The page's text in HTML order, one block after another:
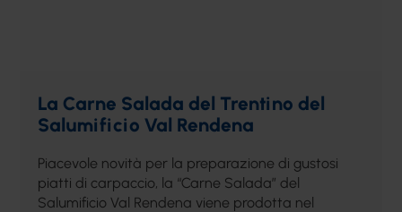
La Carne Salada del Trentino del
Salumificio Val Rendena
Piacevole novità per la preparazione di gustosi
piatti di carpaccio, la “Carne Salada” del
Salumificio Val Rendena viene prodotta nel